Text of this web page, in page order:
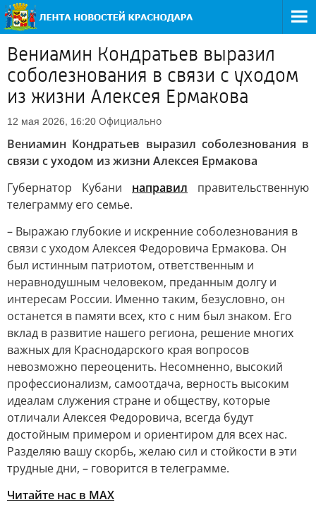
Вениамин Кондратьев выразил
соболезнования в связи с уходом
из жизни Алексея Ермакова
12 мая 2026, 16:20 Официально
Вениамин Кондратьев выразил соболезнования в
связи с уходом из жизни Алексея Ермакова
Губернатор Кубани направил правительственную
телеграмму его семье.
– Выражаю глубокие и искренние соболезнования в
связи с уходом Алексея Федоровича Ермакова. Он
был истинным патриотом, ответственным и
неравнодушным человеком, преданным долгу и
интересам России. Именно таким, безусловно, он
останется в памяти всех, кто с ним был знаком. Его
вклад в развитие нашего региона, решение многих
важных для Краснодарского края вопросов
невозможно переоценить. Несомненно, высокий
профессионализм, самоотдача, верность высоким
идеалам служения стране и обществу, которые
отличали Алексея Федоровича, всегда будут
достойным примером и ориентиром для всех нас.
Разделяю вашу скорбь, желаю сил и стойкости в эти
трудные дни, – говорится в телеграмме.
Читайте нас в MAX